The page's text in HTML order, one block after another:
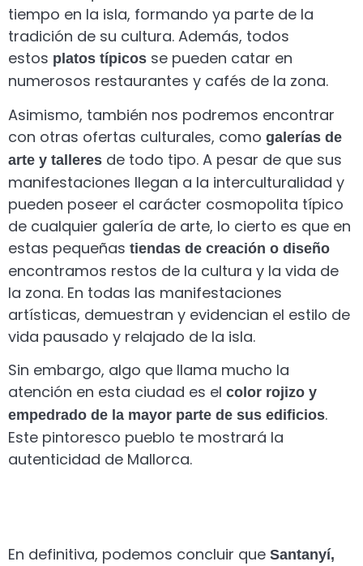
tiempo en la isla, formando ya parte de la
tradición de su cultura. Además, todos
estos platos típicos se pueden catar en
numerosos restaurantes y cafés de la zona.
Asimismo, también nos podremos encontrar
con otras ofertas culturales, como galerías de
arte y talleres de todo tipo. A pesar de que sus
manifestaciones llegan a la interculturalidad y
pueden poseer el carácter cosmopolita típico
de cualquier galería de arte, lo cierto es que en
estas pequeñas tiendas de creación o diseño
encontramos restos de la cultura y la vida de
la zona. En todas las manifestaciones
artísticas, demuestran y evidencian el estilo de
vida pausado y relajado de la isla.
Sin embargo, algo que llama mucho la
atención en esta ciudad es el color rojizo y
empedrado de la mayor parte de sus edificios.
Este pintoresco pueblo te mostrará la
autenticidad de Mallorca.
En definitiva, podemos concluir que Santanyí,